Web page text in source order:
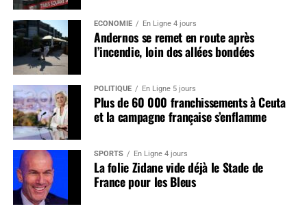
ÉCONOMIE En Ligne 4 jours
Andernos se remet en route après
l’incendie, loin des allées bondées
POLITIQUE En Ligne 5 jours
Plus de 60 000 franchissements à Ceuta
et la campagne française s’enflamme
SPORTS En Ligne 4 jours
La folie Zidane vide déjà le Stade de
France pour les Bleus